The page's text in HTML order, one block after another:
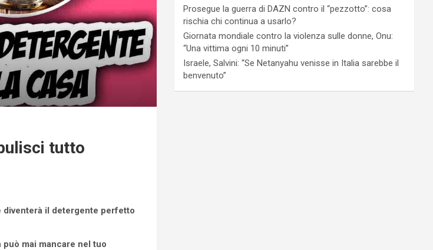
tutto
diventerà il detergente perfetto
mai mancare nel tuo
Prosegue la guerra di DAZN contro il “pezzotto”: cosa
rischia chi continua a usarlo?
Giornata mondiale contro la violenza sulle donne, Onu:
“Una vittima ogni 10 minuti”
Israele, Salvini: “Se Netanyahu venisse in Italia sarebbe il
benvenuto”